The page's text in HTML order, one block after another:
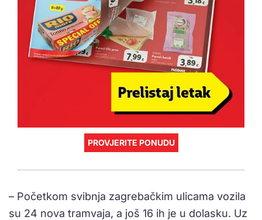
PROVJERITE PONUDU
– Početkom svibnja zagrebačkim ulicama vozila
su 24 nova tramvaja, a još 16 ih je u dolasku. Uz